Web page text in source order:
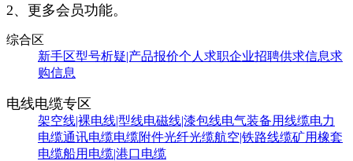
2、更多会员功能。
综合区
新手区型号析疑|产品报价个人求职企业招聘供求信息求
购信息
电线电缆专区
架空线|裸电线|型线电磁线|漆包线电气装备用线缆电力
电缆通讯电缆电缆附件光纤光缆航空|铁路线缆矿用橡套
电缆船用电缆|港口电缆